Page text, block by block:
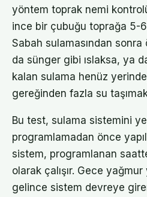
yöntem toprak nemi
ince bir çubuğu toprağa 5-
Sabah sulamasından sonra
da sünger gibi ıslaksa, ya
kalan sulama henüz
gereğinden fazla su
Bu test, sulama sistemini
programlamadan önce
sistem, programlanan
olarak çalışır. Gece
gelince sistem devreye